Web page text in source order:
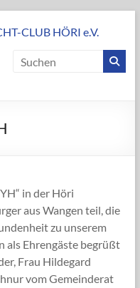
in der Höri
aus Wangen teil, die
zu unserem
als Ehrengäste begrüßt
Frau Hildegard
vom Gemeinderat